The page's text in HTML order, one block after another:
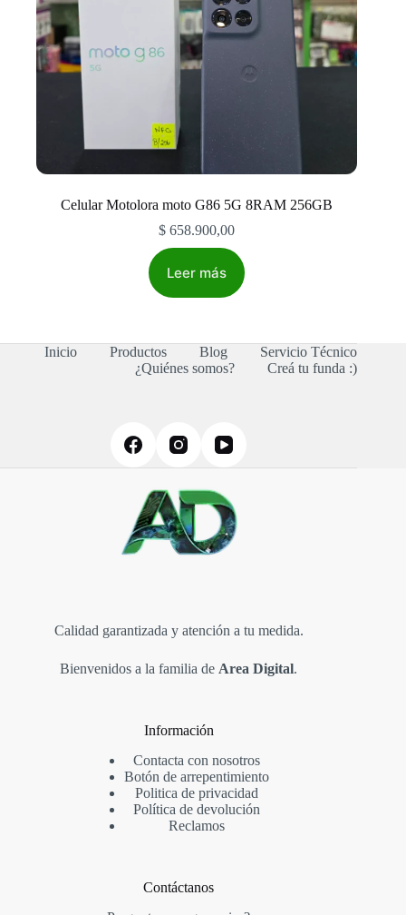
Celular Motolora moto G86 5G 8RAM 256GB
$ 658.900,00
Leer más
Inicio Productos Blog
Servicio Técnico
¿Quiénes somos?
Creá tu funda :)
Calidad garantizada y atención a tu medida.
Bienvenidos a la familia deArea Digital.
Información
Contacta con nosotros
Botón de arrepentimiento
Politica de privacidad
Política de devolución
Reclamos
Contáctanos